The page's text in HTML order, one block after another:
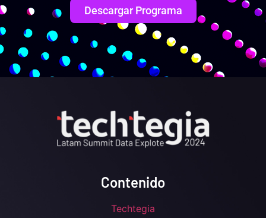
Descargar Programa
Contenido
Techtegia